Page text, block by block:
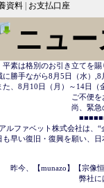
資料
お支払口座
ニュ
は格別のお引き立てを賜
に勝手ながら8月5日（水）
、8月10日（月）～14日（
不便をおかけ致しま
、緊急の場合は
＜＜     応援
ルファベット株式会社は、
も早い復旧・復興を願い、
、【munazo】【宗像恒憲
社には一切関係はご